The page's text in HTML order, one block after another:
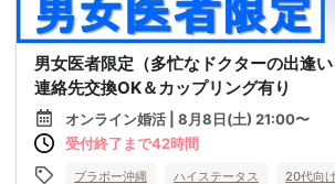
男女医者限定（多忙なドクターの出逢
連絡先交換OK＆カップリング有り
オンライン婚活 | 8月8日(土) 21:00〜
受付終了まで42時間
ブラボー沖縄 ハイステータス 20代向け